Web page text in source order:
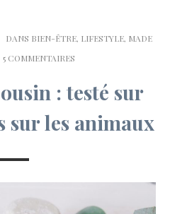
DANS BIEN-ÊTRE, LIFESTYLE, MADE
5 COMMENTAIRES
: testé sur
sur les animaux